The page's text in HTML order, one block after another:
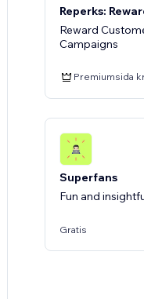
Reperks:
Reward
Campaigns
Premiumsida
Superfans
Fun and
Gratis